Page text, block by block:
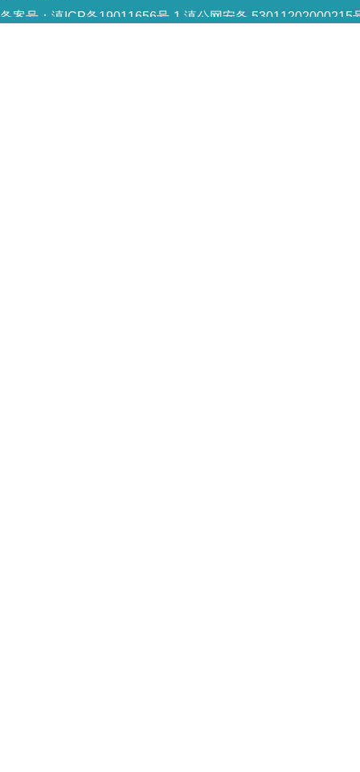
备案号： 滇ICP备19011656号-1 滇公网安备 53011202000215